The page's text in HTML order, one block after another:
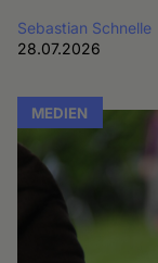
Sebastian Schnelle
28.07.2026
MEDIEN